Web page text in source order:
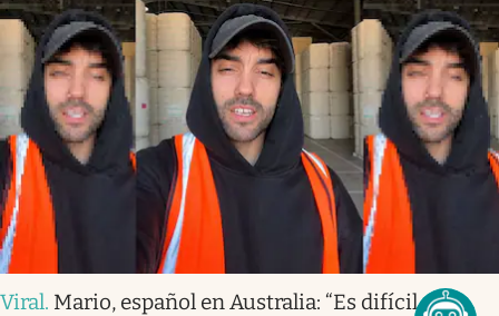
Viral. Mario, español en Australia: “Es difícil